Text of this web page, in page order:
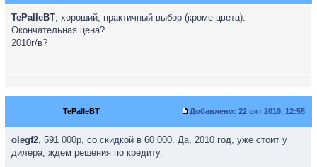
TePaIIeBT, хороший, практичный выбор (кроме цвета).
Окончательная цена?
2010г/в?
TePaIIeBT Добавлено: 22 окт 2010, 12:55
olegf2, 591 000р, со скидкой в 60 000. Да, 2010 год, уже стоит у
дилера, ждем решения по кредиту.